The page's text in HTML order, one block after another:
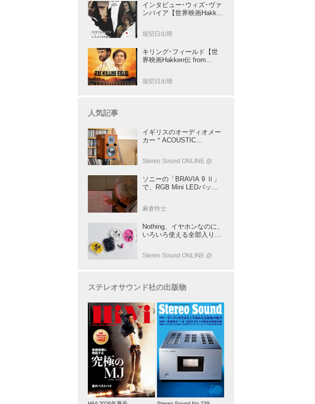
インタビュー･ウィズ･ヴァ
ンパイア【世界映画Hakken
督吸血鬼ホラー
堀切日出晴
キリング･フィールド【世
界映画Hakken伝 from
さぶる傑作
堀切日出晴
人気記事
イギリスのオーディオメー
カー＂ACOUSTIC
「AE1」の40周年記念モデ
Stereo Sound ONLINE @
ソニーの「BRAVIA 9 Ⅱ」
で、RGB Mini LEDバック
リー” だ（後）：麻倉怜士
137
麻倉怜士
Nothing、イヤホンなのに、
いろいろ使える全部入りモ
や、会話も録音できる
Stereo Sound ONLINE @
ステレオサウンド社の出版物